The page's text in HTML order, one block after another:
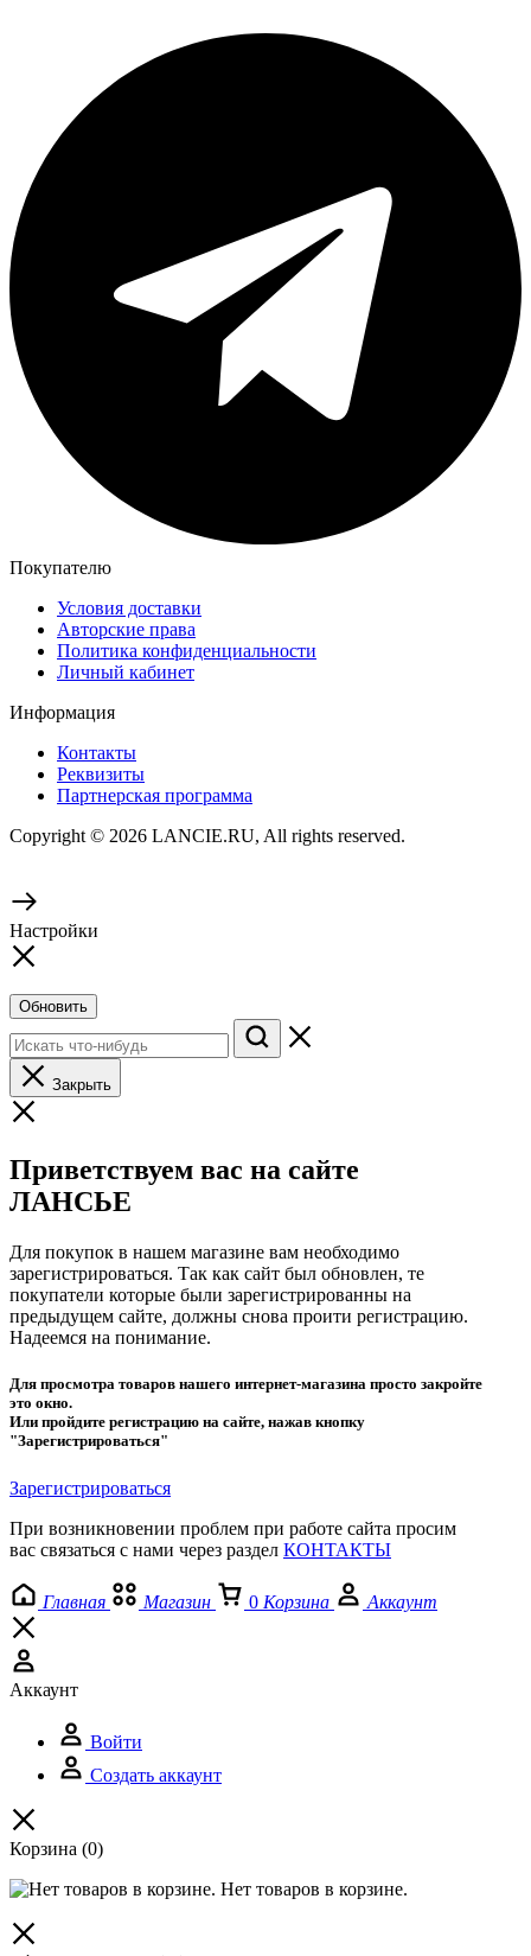
Покупателю
Условия доставки
Авторские права
Политика конфиденциальности
Личный кабинет
Информация
Контакты
Реквизиты
Партнерская программа
Copyright © 2026 LANCIE.RU, All rights reserved.
Настройки
Обновить
Закрыть
Приветствуем вас на сайте
ЛАНСЬЕ
Для покупок в нашем магазине вам необходимо
зарегистрироваться. Так как сайт был обновлен, те
покупатели которые были зарегистрированны на
предыдущем сайте, должны снова проити регистрацию.
Надеемся на понимание.
Для просмотра товаров нашего интернет-магазина просто закройте
это окно.
Или пройдите регистрацию на сайте, нажав кнопку
"Зарегистрироваться"
Зарегистрироваться
При возникновении проблем при работе сайта просим
вас связаться с нами через раздел КОНТАКТЫ
Главная Магазин 0 Корзина Аккаунт
Аккаунт
Войти
Создать аккаунт
Корзина (0)
Нет товаров в корзине.